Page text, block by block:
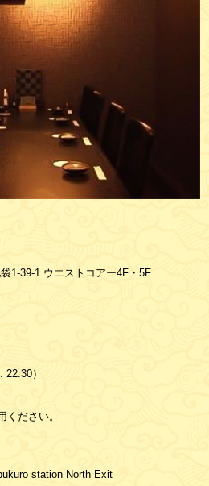
1-39-1 ウエストコアー4F・5F
）
ださい。
station North Exit